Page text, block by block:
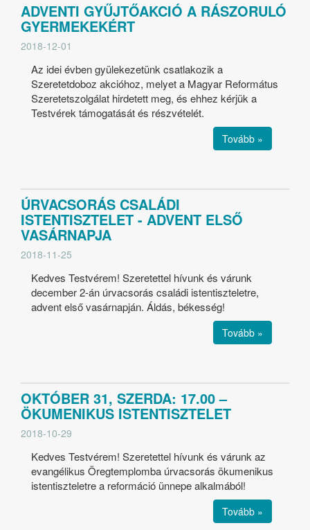
ADVENTI GYŰJTŐAKCIÓ A RÁSZORULÓ
GYERMEKEKÉRT
2018-12-01
Az idei évben gyülekezetünk csatlakozik a
Szeretetdoboz akcióhoz, melyet a Magyar Református
Szeretetszolgálat hirdetett meg, és ehhez kérjük a
Testvérek támogatását és részvételét.
Tovább »
ÚRVACSORÁS CSALÁDI
ISTENTISZTELET - ADVENT ELSŐ
VASÁRNAPJA
2018-11-25
Kedves Testvérem! Szeretettel hívunk és várunk
december 2-án úrvacsorás családi istentiszteletre,
advent első vasárnapján. Áldás, békesség!
Tovább »
OKTÓBER 31, SZERDA: 17.00 –
ÖKUMENIKUS ISTENTISZTELET
2018-10-29
Kedves Testvérem! Szeretettel hívunk és várunk az
evangélikus Öregtemplomba úrvacsorás ökumenikus
istentiszteletre a reformáció ünnepe alkalmából!
Tovább »